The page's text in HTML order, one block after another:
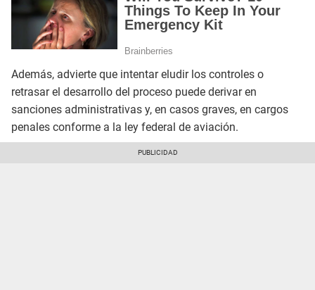
Además, advierte que intentar eludir los controles o
retrasar el desarrollo del proceso puede derivar en
sanciones administrativas y, en casos graves, en cargos
penales conforme a la ley federal de aviación.